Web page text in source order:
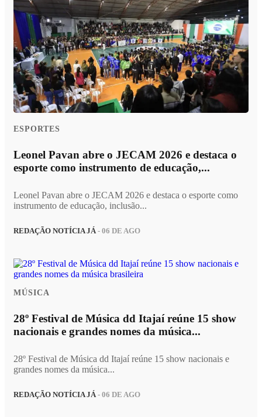
ESPORTES
Leonel Pavan abre o JECAM 2026 e destaca o
esporte como instrumento de educação,...
Leonel Pavan abre o JECAM 2026 e destaca o esporte como
instrumento de educação, inclusão...
REDAÇÃO NOTÍCIA JÁ - 06 DE AGO
MÚSICA
28º Festival de Música dd Itajaí reúne 15 show
nacionais e grandes nomes da música...
28º Festival de Música dd Itajaí reúne 15 show nacionais e
grandes nomes da música...
REDAÇÃO NOTÍCIA JÁ- 06 DE AGO